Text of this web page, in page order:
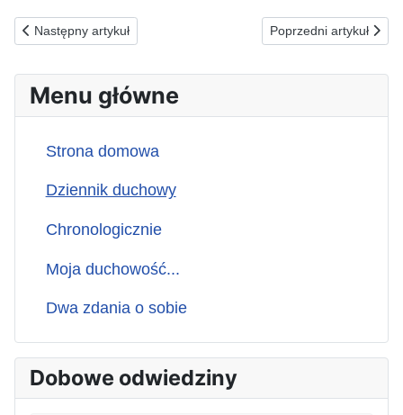
Poprzednia strona: 31.01.2025(pt) ZA WYRZUTKÓW
Następny artykuł Następna strona:
Poprzedni artykuł
Menu główne
Strona domowa
Dziennik duchowy
Chronologicznie
Moja duchowość...
Dwa zdania o sobie
Dobowe odwiedziny